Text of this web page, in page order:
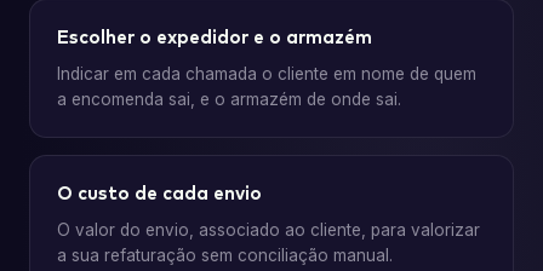
Escolher o expedidor e o armazém
Indicar em cada chamada o cliente em nome de quem
a encomenda sai, e o armazém de onde sai.
O custo de cada envio
O valor do envio, associado ao cliente, para valorizar
a sua refaturação sem conciliação manual.